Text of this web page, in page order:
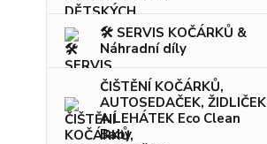
🛠️ SERVIS KOČÁRKŮ &
Náhradní díly
ČIŠTĚNÍ KOČÁRKŮ,
AUTOSEDAČEK, ŽIDLIČEK
A LEHÁTEK Eco Clean
Baby